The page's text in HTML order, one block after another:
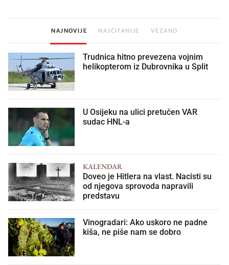
NAJNOVIJE NAJČITANIJE VEZANO
Trudnica hitno prevezena vojnim
helikopterom iz Dubrovnika u Split
U Osijeku na ulici pretučen VAR
sudac HNL-a
KALENDAR
Doveo je Hitlera na vlast. Nacisti su
od njegova sprovoda napravili
predstavu
Vinogradari: Ako uskoro ne padne
kiša, ne piše nam se dobro